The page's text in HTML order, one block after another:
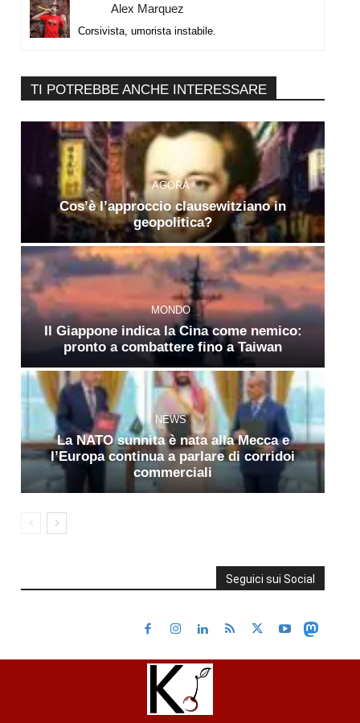
Alex Marquez
Corsivista, umorista instabile.
TI POTREBBE ANCHE INTERESSARE
AGORÀ
Cos’è l’approccio clausewitziano in
geopolitica?
MONDO
Il Giappone indica la Cina come nemico:
pronto a combattere fino a Taiwan
NEWS
La NATO sunnita è nata alla Mecca e
l’Europa continua a parlare di corridoi
commerciali
Seguici sui Social